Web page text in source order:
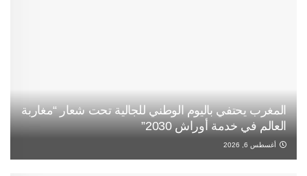
المغرب يحتفي باليوم الوطني للجالية تحت شعار “مغاربة
العالم في خدمة أوراش 2030”
أغسطس 6, 2026